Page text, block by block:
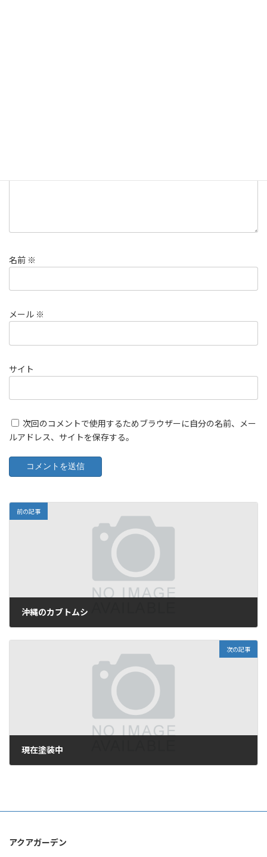
名前 ※
メール ※
サイト
次回のコメントで使用するためブラウザーに自分の名前、メー
ルアドレス、サイトを保存する。
前の記事
沖縄のカブトムシ
次の記事
現在塗装中
アクアガーデン